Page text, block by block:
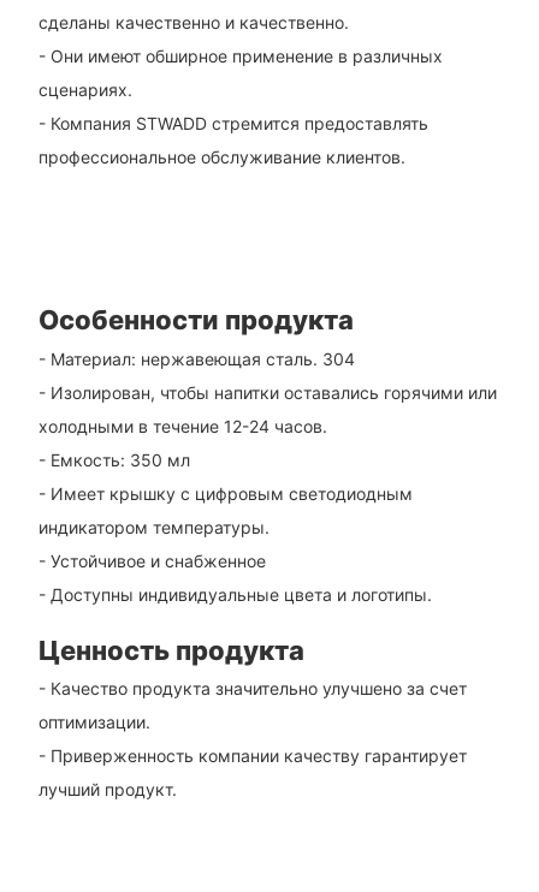
сделаны качественно и качественно.
- Они имеют обширное применение в различных
сценариях.
- Компания STWADD стремится предоставлять
профессиональное обслуживание клиентов.
Особенности продукта
- Материал: нержавеющая сталь. 304
- Изолирован, чтобы напитки оставались горячими или
холодными в течение 12-24 часов.
- Емкость: 350 мл
- Имеет крышку с цифровым светодиодным
индикатором температуры.
- Устойчивое и снабженное
- Доступны индивидуальные цвета и логотипы.
Ценность продукта
- Качество продукта значительно улучшено за счет
оптимизации.
- Приверженность компании качеству гарантирует
лучший продукт.